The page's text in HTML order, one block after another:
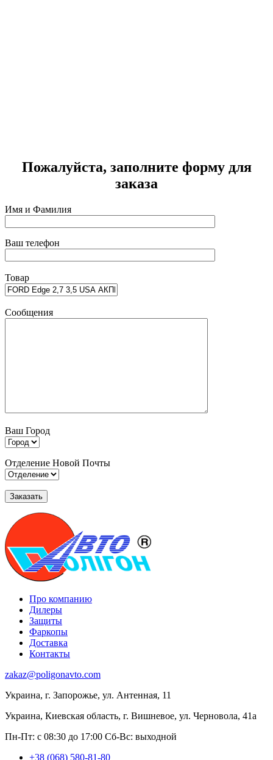
Пожалуйста, заполните форму для
заказа
Имя и Фамилия
Ваш телефон
Товар
Сообщения
Ваш Город
Отделение Новой Почты
Про компанию
Дилеры
Защиты
Фаркопы
Доставка
Контакты
zakaz@poligonavto.com
Украина, г. Запорожье, ул. Антенная, 11
Украина, Киевская область, г. Вишневое, ул. Черновола, 41а
Пн-Пт: с 08:30 до 17:00 Сб-Вс: выходной
+38 (068) 580-81-80